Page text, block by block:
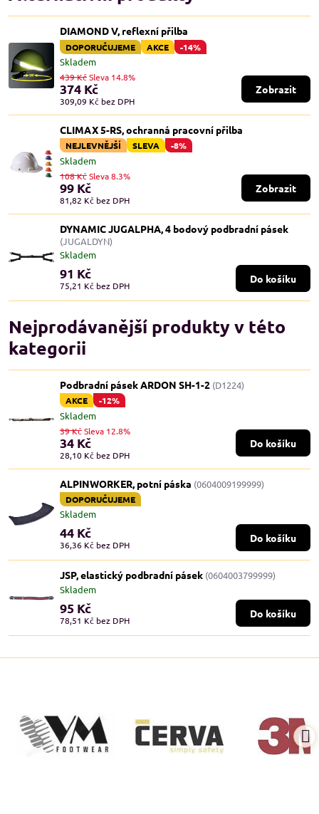
DIAMOND V, reflexní přilba
DOPORUČUJEME AKCE -14%
Skladem
374 Kč
309,09 Kč bez DPH
439 KčSleva 14.8%
Zobrazit
CLIMAX 5-RS, ochranná pracovní přilba
NEJLEVNĚJŠÍ SLEVA -8%
Skladem
99 Kč
81,82 Kč bez DPH
108 KčSleva 8.3%
Zobrazit
DYNAMIC JUGALPHA, 4 bodový podbradní pásek
(JUGALDYN)
Skladem
91 Kč
75,21 Kč bez DPH
Do košíku
Nejprodávanější produkty v této
kategorii
Podbradní pásek ARDON SH-1-2 (D1224)
AKCE -12%
Skladem
34 Kč
28,10 Kč bez DPH
39 KčSleva 12.8%
Do košíku
ALPINWORKER, potní páska (0604009199999)
DOPORUČUJEME
Skladem
44 Kč
36,36 Kč bez DPH
Do košíku
JSP, elastický podbradní pásek (0604003799999)
Skladem
95 Kč
78,51 Kč bez DPH
Do košíku